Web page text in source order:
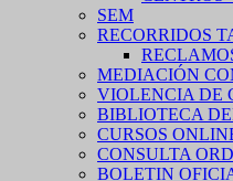
SEM
RECORRIDOS
MEDIACIÓN
VIOLENCIA DE
BIBLIOTECA
CURSOS
CONSULTA
BOLETIN